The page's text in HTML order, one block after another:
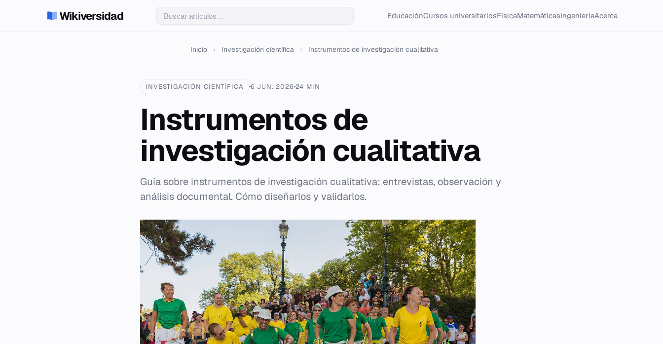
Wikiversidad EducaciónCursos universitariosFísicaMatemáticasIngenieríaAcerca
Inicio › Investigación científica › Instrumentos de investigación cualitativa
INVESTIGACIÓN CIENTÍFICA 6 JUN. 202624 MIN
Instrumentos de
investigación cualitativa
Guía sobre instrumentos de investigación cualitativa: entrevistas, observación y
análisis documental. Cómo diseñarlos y validarlos.